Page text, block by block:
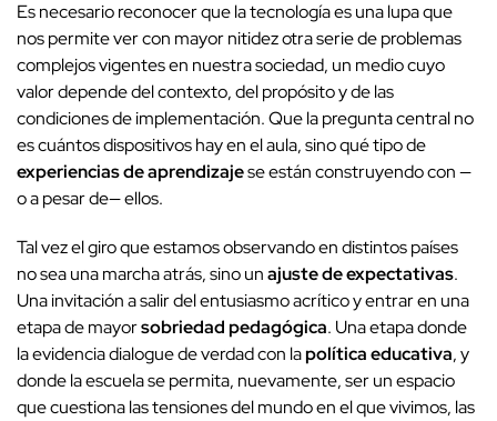
Es necesario reconocer que la tecnología es una lupa que
nos permite ver con mayor nitidez otra serie de problemas
complejos vigentes en nuestra sociedad, un medio cuyo
valor depende del contexto, del propósito y de las
condiciones de implementación. Que la pregunta central no
es cuántos dispositivos hay en el aula, sino qué tipo de
experiencias de aprendizajese están construyendo con —
o a pesar de— ellos.
Tal vez el giro que estamos observando en distintos países
no sea una marcha atrás, sino unajuste de expectativas.
Una invitación a salir del entusiasmo acrítico y entrar en una
etapa de mayorsobriedad pedagógica. Una etapa donde
la evidencia dialogue de verdad con lapolítica educativa, y
donde la escuela se permita, nuevamente, ser un espacio
que cuestiona las tensiones del mundo en el que vivimos, las